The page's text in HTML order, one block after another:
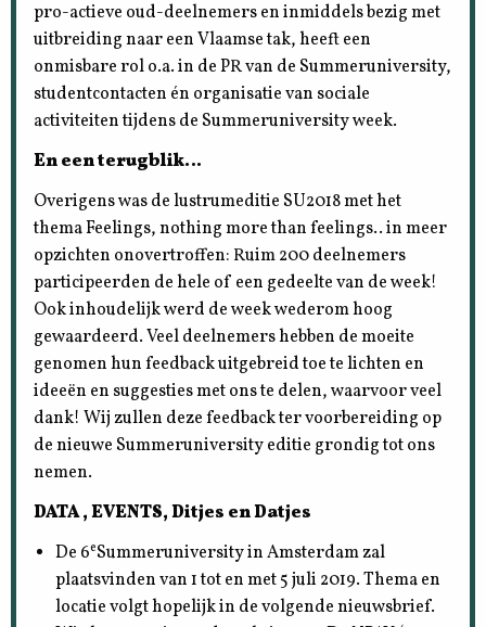
pro-actieve oud-deelnemers en inmiddels bezig met
uitbreiding naar een Vlaamse tak, heeft een
onmisbare rol o.a. in de PR van de Summeruniversity,
studentcontacten én organisatie van sociale
activiteiten tijdens de Summeruniversity week.
En een terugblik…
Overigens was de lustrumeditie SU2018 met het
thema Feelings, nothing more than feelings.. in meer
opzichten onovertroffen: Ruim 200 deelnemers
participeerden de hele of een gedeelte van de week!
Ook inhoudelijk werd de week wederom hoog
gewaardeerd. Veel deelnemers hebben de moeite
genomen hun feedback uitgebreid toe te lichten en
ideeën en suggesties met ons te delen, waarvoor veel
dank! Wij zullen deze feedback ter voorbereiding op
de nieuwe Summeruniversity editie grondig tot ons
nemen.
DATA , EVENTS, Ditjes en Datjes
De 6eSummeruniversity in Amsterdam zal
plaatsvinden van 1 tot en met 5 juli 2019. Thema en
locatie volgt hopelijk in de volgende nieuwsbrief.